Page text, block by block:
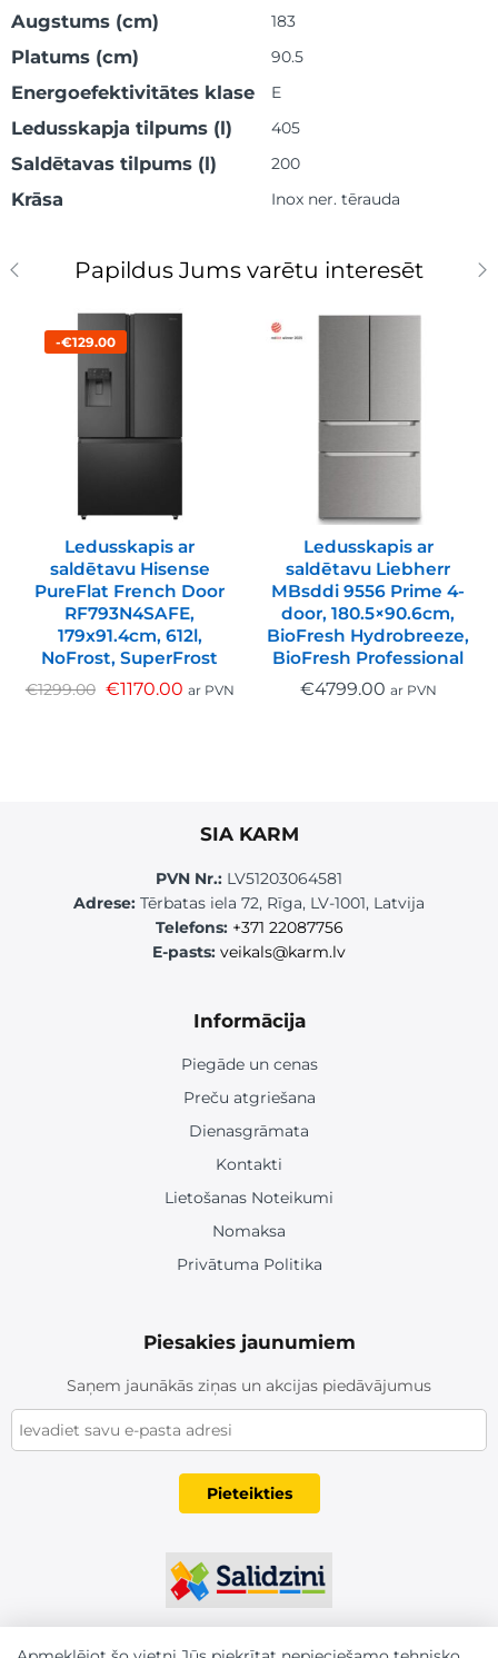
Augstums (cm) 183
Platums (cm) 90.5
Energoefektivitātes klase E
Ledusskapja tilpums (l) 405
Saldētavas tilpums (l) 200
Krāsa Inox ner. tērauda
Papildus Jums varētu interesēt
-€129.00
Ledusskapis ar
saldētavu Hisense
PureFlat French Door
RF793N4SAFE,
179x91.4cm, 612l,
NoFrost, SuperFrost
€1299.00 €1170.00 ar PVN
Ledusskapis ar
saldētavu Liebherr
MBsddi 9556 Prime 4-
door, 180.5×90.6cm,
BioFresh Hydrobreeze,
BioFresh Professional
€4799.00 ar PVN
SIA KARM
PVN Nr.: LV51203064581
Adrese: Tērbatas iela 72, Rīga, LV-1001, Latvija
Telefons: +371 22087756
E-pasts: veikals@karm.lv
Informācija
Piegāde un cenas
Preču atgriešana
Dienasgrāmata
Kontakti
Lietošanas Noteikumi
Nomaksa
Privātuma Politika
Piesakies jaunumiem
Saņem jaunākās ziņas un akcijas piedāvājumus
Pieteikties